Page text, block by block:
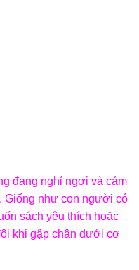
đang nghỉ ngơi và cảm
Giống như con người có
sách yêu thích hoặc
khi gập chân dưới cơ